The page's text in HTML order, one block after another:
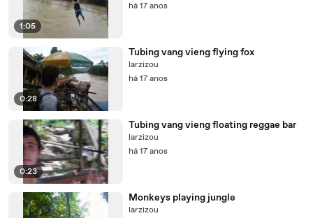
1:05
há 17 anos
0:28
Tubing vang vieng flying fox
larzizou
há 17 anos
0:23
Tubing vang vieng floating reggae bar
larzizou
há 17 anos
Monkeys playing jungle
larzizou